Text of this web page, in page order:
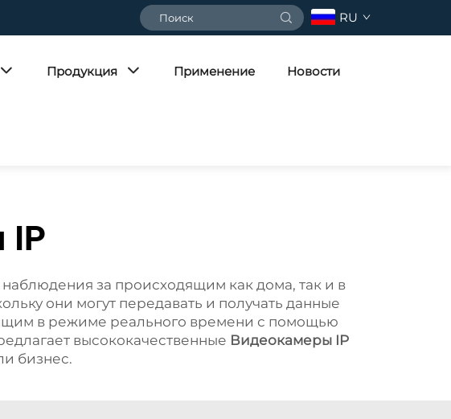
RU
Продукция Применение
Новости
IP
за происходящим как дома, так и в
они могут передавать и получать данные
в режиме реального времени с помощью
высококачественные Видеокамеры IP
бизнес.